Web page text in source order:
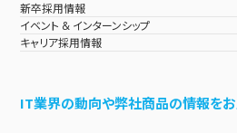
新卒採用情報
イベント & インターンシップ
キャリア採用情報
IT業界の動向や弊社商品の情報をお